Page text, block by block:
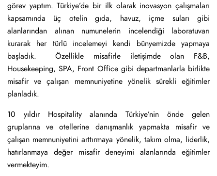
görev yaptım. Türkiye’de bir ilk olarak inovasyon çalışmaları
kapsamında üç otelin gıda, havuz, içme suları gibi
alanlarından alınan numunelerin incelendiği laboratuvarı
kurarak her türlü incelemeyi kendi bünyemizde yapmaya
başladık. Özellikle misafirle iletişimde olan F&B,
Housekeeping, SPA, Front Office gibi departmanlarla birlikte
misafir ve çalışan memnuniyetine yönelik sürekli eğitimler
planladık.
10 yıldır Hospitality alanında Türkiye’nin önde gelen
gruplarına ve otellerine danışmanlık yapmakta misafir ve
çalışan memnuniyetini arttırmaya yönelik, takım olma, liderlik,
hatırlanmaya değer misafir deneyimi alanlarında eğitimler
vermekteyim.